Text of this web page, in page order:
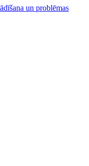
un problēmas